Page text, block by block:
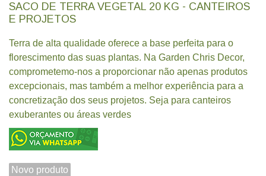
SACO DE TERRA VEGETAL 20 KG - CANTEIROS
E PROJETOS
Terra de alta qualidade oferece a base perfeita para o
florescimento das suas plantas. Na Garden Chris Decor,
comprometemo-nos a proporcionar não apenas produtos
excepcionais, mas também a melhor experiência para a
concretização dos seus projetos. Seja para canteiros
exuberantes ou áreas verdes
Novo produto